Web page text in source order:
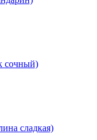
сочный)
сладкая)